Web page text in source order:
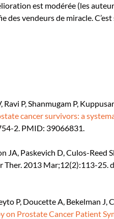
est modérée (les
des vendeurs de miracle.
P, Shanmugam P,
cancer survivors: a
2. PMID: 39066831.
JA, Paskevich D, Culos-Reed
Ther. 2013 Mar;12(2):113-
P, Doucette A, Bekelman
on Prostate Cancer Patient